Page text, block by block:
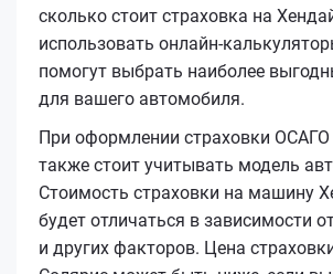
сколько стоит страховка на
использовать онлайн-
помогут выбрать наиболее
для вашего автомобиля.
При оформлении страховки ОСАГО
также стоит учитывать модель
Стоимость страховки на машину
будет отличаться в зависимости
и других факторов. Цена